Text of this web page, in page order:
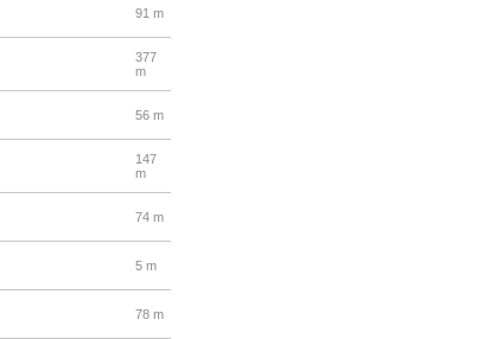
91 m
377
m
56 m
147
m
74 m
5 m
78 m